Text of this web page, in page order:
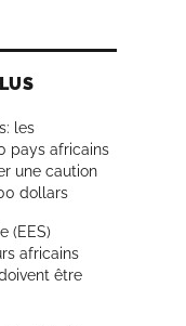
les
pays africains
une caution
dollars
(EES)
africains
être